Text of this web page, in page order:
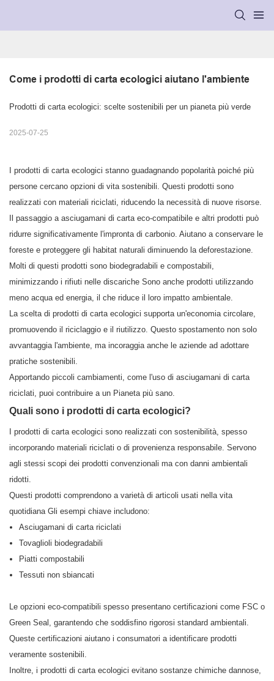
Come i prodotti di carta ecologici aiutano l'ambiente
Prodotti di carta ecologici: scelte sostenibili per un pianeta più verde
2025-07-25
I prodotti di carta ecologici stanno guadagnando popolarità poiché più
persone cercano opzioni di vita sostenibili. Questi prodotti sono
realizzati con materiali riciclati, riducendo la necessità di nuove risorse.
Il passaggio a asciugamani di carta eco-compatibile e altri prodotti può
ridurre significativamente l'impronta di carbonio. Aiutano a conservare le
foreste e proteggere gli habitat naturali diminuendo la deforestazione.
Molti di questi prodotti sono biodegradabili e compostabili,
minimizzando i rifiuti nelle discariche Sono anche prodotti utilizzando
meno acqua ed energia, il che riduce il loro impatto ambientale.
La scelta di prodotti di carta ecologici supporta un'economia circolare,
promuovendo il riciclaggio e il riutilizzo. Questo spostamento non solo
avvantaggia l'ambiente, ma incoraggia anche le aziende ad adottare
pratiche sostenibili.
Apportando piccoli cambiamenti, come l'uso di asciugamani di carta
riciclati, puoi contribuire a un Pianeta più sano.
Quali sono i prodotti di carta ecologici?
I prodotti di carta ecologici sono realizzati con sostenibilità, spesso
incorporando materiali riciclati o di provenienza responsabile. Servono
agli stessi scopi dei prodotti convenzionali ma con danni ambientali
ridotti.
Questi prodotti comprendono a varietà di articoli usati nella vita
quotidiana Gli esempi chiave includono:
Asciugamani di carta riciclati
Tovaglioli biodegradabili
Piatti compostabili
Tessuti non sbiancati
Le opzioni eco-compatibili spesso presentano certificazioni come FSC o
Green Seal, garantendo che soddisfino rigorosi standard ambientali.
Queste certificazioni aiutano i consumatori a identificare prodotti
veramente sostenibili.
Inoltre, i prodotti di carta ecologici evitano sostanze chimiche dannose,